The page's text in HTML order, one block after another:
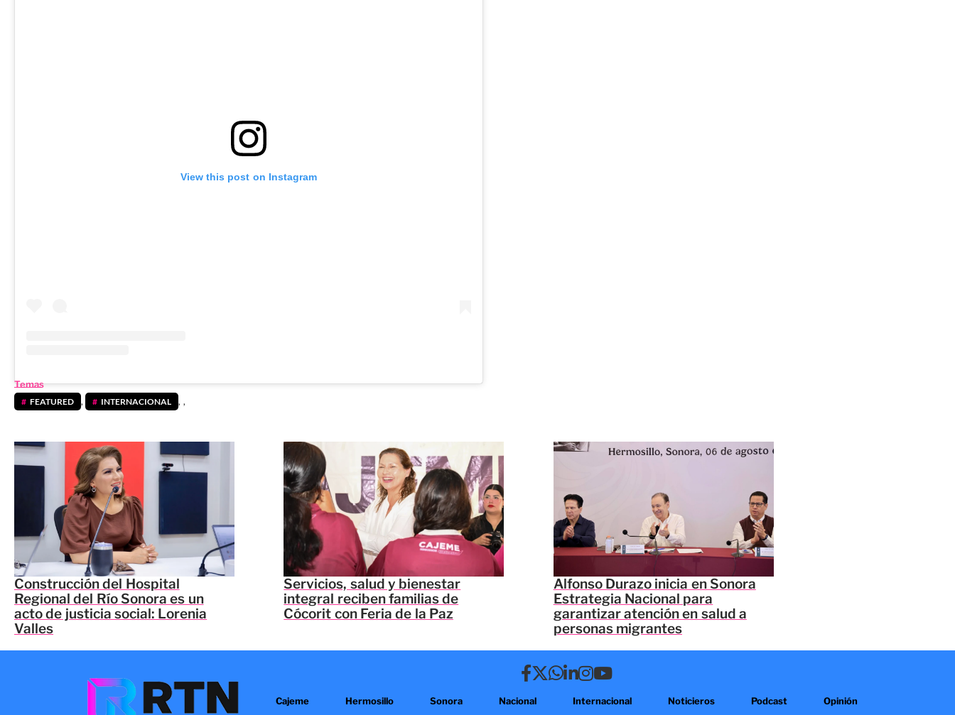
View this post on Instagram
Temas
FEATURED , INTERNACIONAL , ,
Construcción del Hospital
Regional del Río Sonora es un
acto de justicia social: Lorenia
Valles
Servicios, salud y bienestar
integral reciben familias de
Cócorit con Feria de la Paz
Alfonso Durazo inicia en Sonora
Estrategia Nacional para
garantizar atención en salud a
personas migrantes
Cajeme Hermosillo Sonora Nacional Internacional Noticieros Podcast Opinión